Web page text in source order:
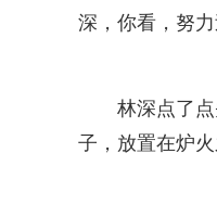
深，你看，努
林深点了
子，放置在炉火